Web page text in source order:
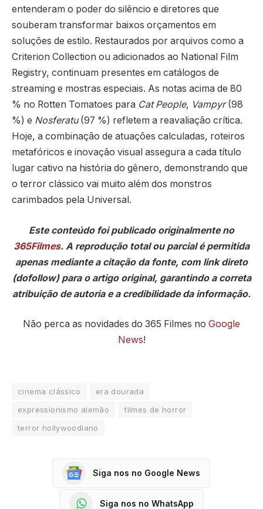
entenderam o poder do silêncio e diretores que
souberam transformar baixos orçamentos em
soluções de estilo. Restaurados por arquivos como a
Criterion Collection ou adicionados ao National Film
Registry, continuam presentes em catálogos de
streaming e mostras especiais. As notas acima de 80
% no Rotten Tomatoes para Cat People, Vampyr(98
%) e Nosferatu(97 %) refletem a reavaliação crítica.
Hoje, a combinação de atuações calculadas, roteiros
metafóricos e inovação visual assegura a cada título
lugar cativo na história do gênero, demonstrando que
o terror clássico vai muito além dos monstros
carimbados pela Universal.
Este conteúdo foi publicado originalmente no
365Filmes. A reprodução total ou parcial é permitida
apenas mediante a citação da fonte, com link direto
(dofollow) para o artigo original, garantindo a correta
atribuição de autoria e a credibilidade da informação.
Não perca as novidades do 365 Filmes no Google
News!
cinema clássico
era dourada
expressionismo alemão
filmes de horror
terror hollywoodiano
Siga nos no Google News
Siga nos no WhatsApp